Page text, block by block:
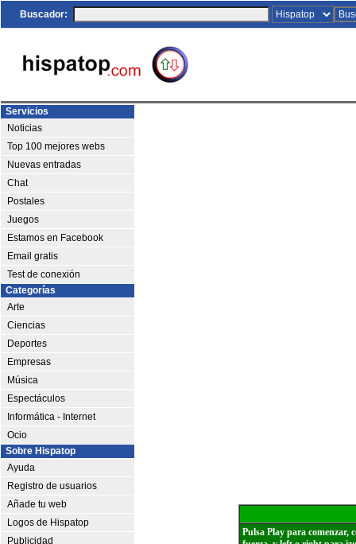
Buscador:
Servicios
Noticias
Top 100 mejores webs
Nuevas entradas
Chat
Postales
Juegos
Estamos en Facebook
Email gratis
Test de conexión
Categorías
Arte
Ciencias
Deportes
Empresas
Música
Espectáculos
Informática - Internet
Ocio
Sobre Hispatop
Ayuda
Registro de usuarios
Añade tu web
Logos de Hispatop
Publicidad
Pulsa Play para comenzar,